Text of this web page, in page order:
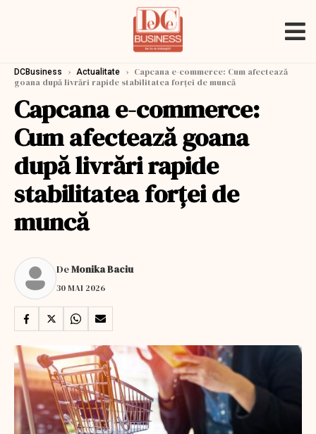
DCBusiness › Actualitate › Capcana e-commerce: Cum afectează
goana după livrări rapide stabilitatea forței de muncă
Capcana e-commerce:
Cum afectează goana
după livrări rapide
stabilitatea forței de
muncă
DeMonika Baciu
30 MAI 2026